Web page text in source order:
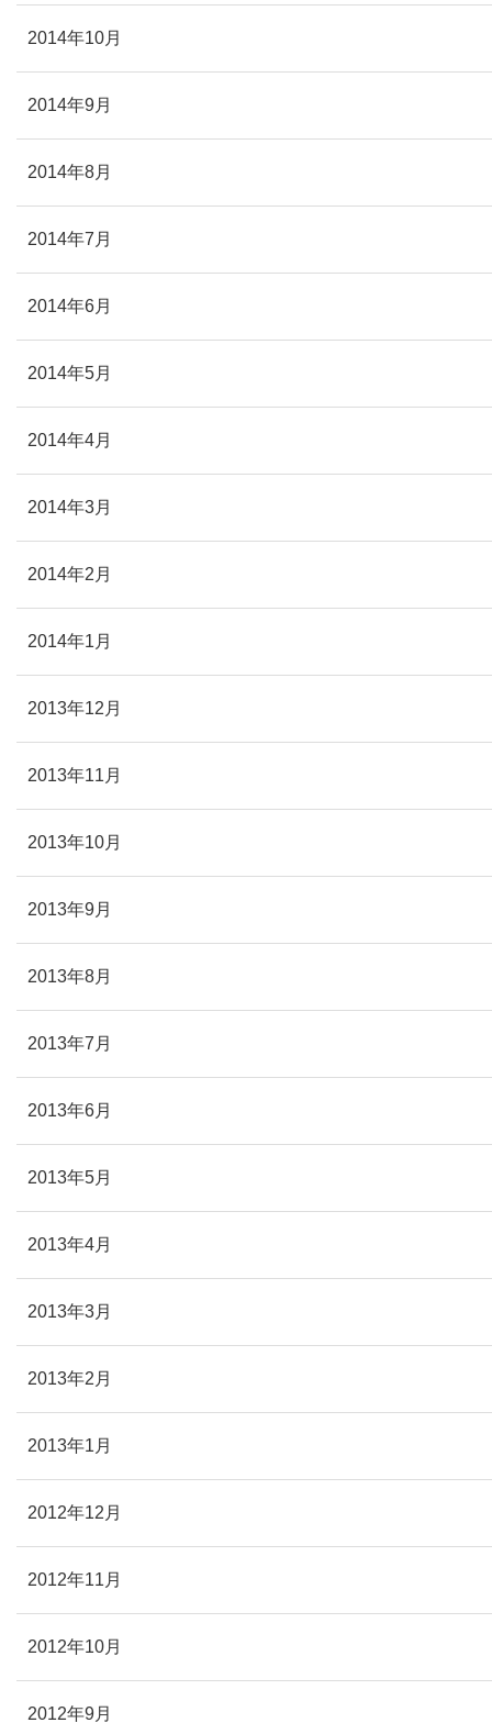
2014年10月
2014年9月
2014年8月
2014年7月
2014年6月
2014年5月
2014年4月
2014年3月
2014年2月
2014年1月
2013年12月
2013年11月
2013年10月
2013年9月
2013年8月
2013年7月
2013年6月
2013年5月
2013年4月
2013年3月
2013年2月
2013年1月
2012年12月
2012年11月
2012年10月
2012年9月